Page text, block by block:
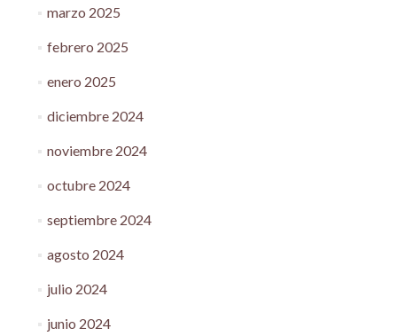
marzo 2025
febrero 2025
enero 2025
diciembre 2024
noviembre 2024
octubre 2024
septiembre 2024
agosto 2024
julio 2024
junio 2024